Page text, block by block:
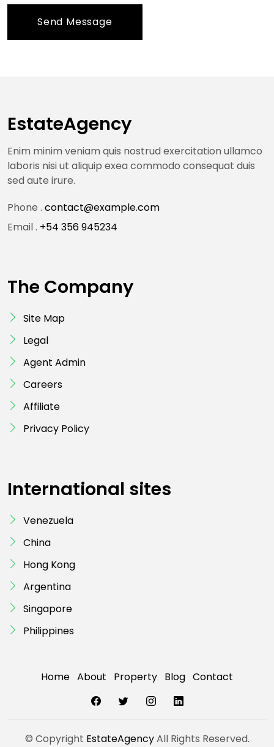
Send Message
EstateAgency
Enim minim veniam quis nostrud exercitation ullamco
laboris nisi ut aliquip exea commodo consequat duis
sed aute irure.
Phone . contact@example.com
Email . +54 356 945234
The Company
Site Map
Legal
Agent Admin
Careers
Affiliate
Privacy Policy
International sites
Venezuela
China
Hong Kong
Argentina
Singapore
Philippines
Home About Property Blog Contact
© Copyright EstateAgencyAll Rights Reserved.